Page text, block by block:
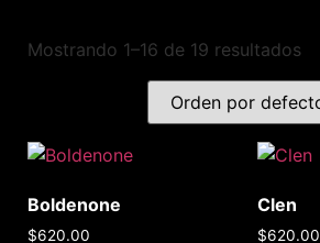
Mostrando 1–16 de 19 resultados
Boldenone
$620.00
Clen
$620.00